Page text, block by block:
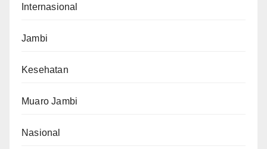
Internasional
Jambi
Kesehatan
Muaro Jambi
Nasional